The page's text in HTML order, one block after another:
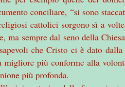
conciliare, “si sono
cattolici sorgono sì a
ma sempre dal seno della
che Cristo ci è dato dalla
migliore più conforme alla
più profonda.